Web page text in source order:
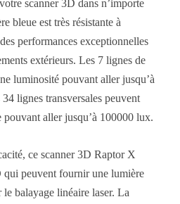
scanner 3D dans n’importe
bleue est très résistante à
performances exceptionnelles
extérieurs. Les 7 lignes de
luminosité pouvant aller jusqu’à
lignes transversales peuvent
pouvant aller jusqu’à 100000 lux.
ce scanner 3D Raptor X
qui peuvent fournir une lumière
balayage linéaire laser. La